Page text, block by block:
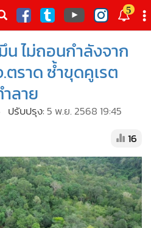
5
น ไม่ถอนกำลังจาก
ราด ซ้ำขุดคูเรต
ลาย
ปรับปรุง:5 พ.ย. 2568 19:45
16